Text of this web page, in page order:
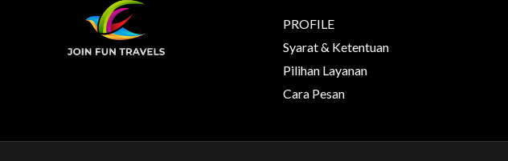
PROFILE
Syarat & Ketentuan
Pilihan Layanan
Cara Pesan